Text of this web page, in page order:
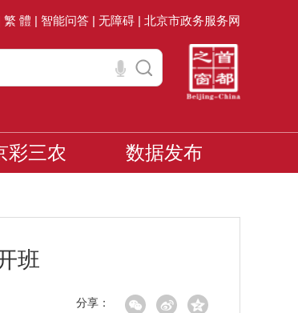
繁 體 | 智能问答 | 无障碍 | 北京市政务服务网
彩三农 数据发布
班
分享：